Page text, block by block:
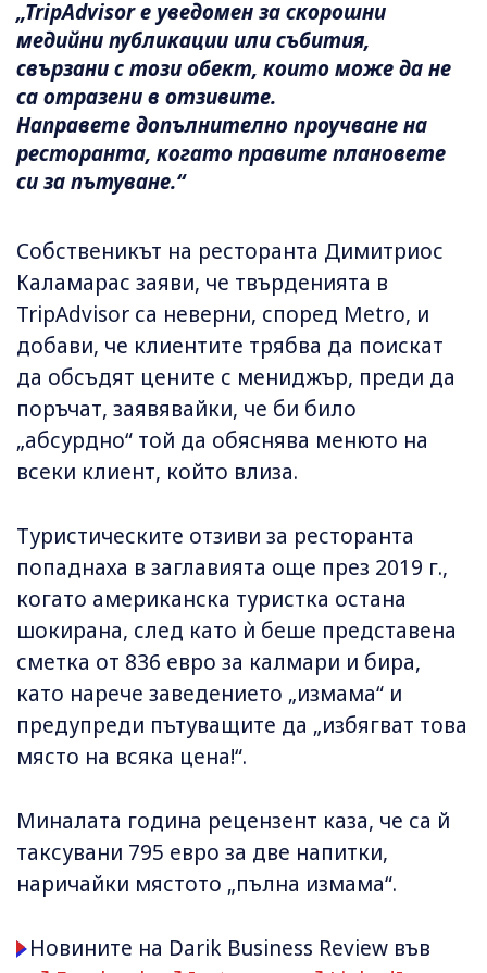
„TripAdvisor е уведомен за скорошни
медийни публикации или събития,
свързани с този обект, които може да не
са отразени в отзивите.
Направете допълнително проучване на
ресторанта, когато правите плановете
си за пътуване.“
Собственикът на ресторанта Димитриос
Каламарас заяви, че твърденията в
TripAdvisor са неверни, според Metro, и
добави, че клиентите трябва да поискат
да обсъдят цените с мениджър, преди да
поръчат, заявявайки, че би било
„абсурдно“ той да обяснява менюто на
всеки клиент, който влиза.
Туристическите отзиви за ресторанта
попаднаха в заглавията още през 2019 г.,
когато американска туристка остана
шокирана, след като ѝ беше представена
сметка от 836 евро за калмари и бира,
като нарече заведението „измама“ и
предупреди пътуващите да „избягват това
място на всяка цена!“.
Миналата година рецензент каза, че са й
таксувани 795 евро за две напитки,
наричайки мястото „пълна измама“.
Новините на Darik Business Review във